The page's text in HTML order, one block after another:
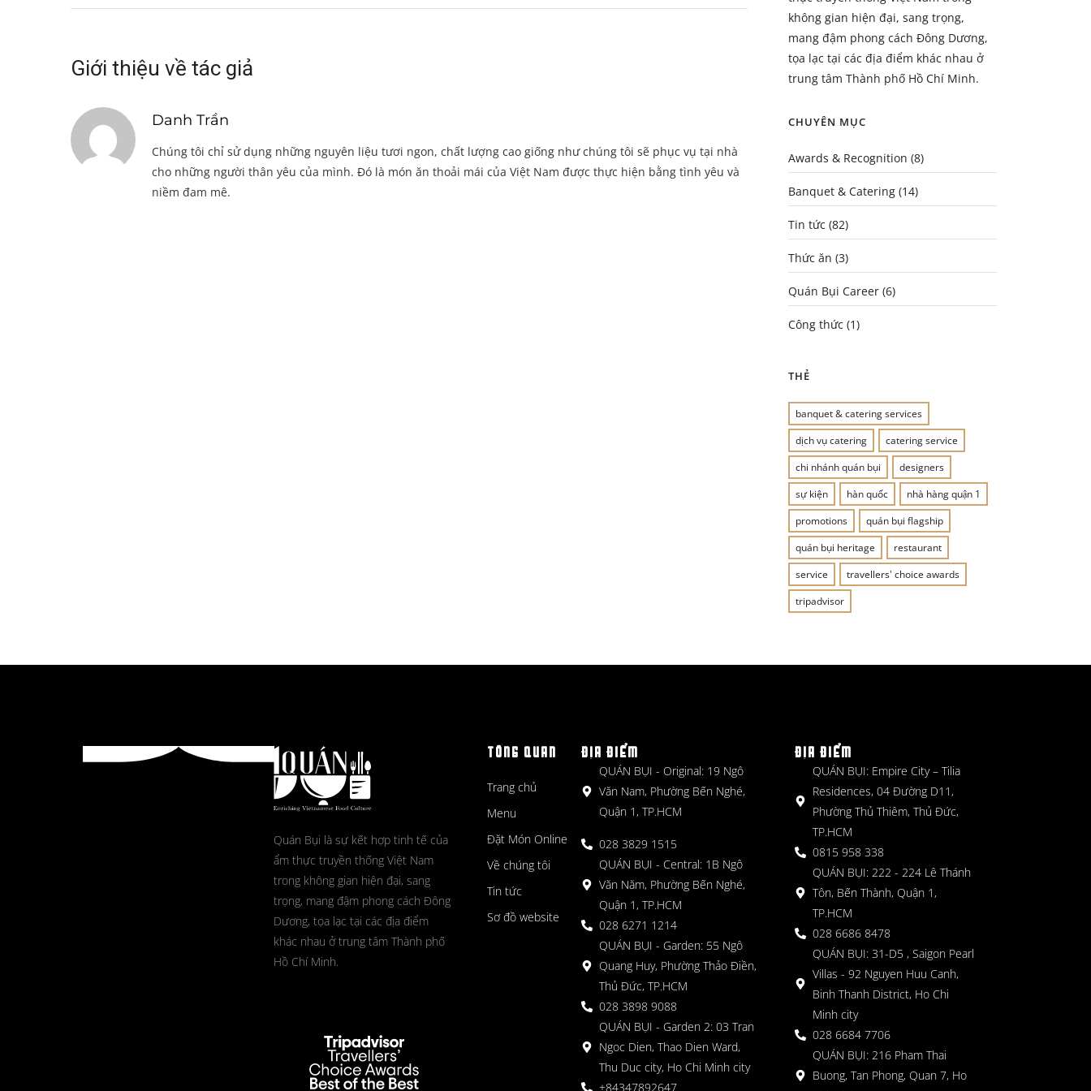
Giới thiệu về tác giả
Danh Trần
Chúng tôi chỉ sử dụng những nguyên liệu tươi ngon, chất lượng cao giống như chúng tôi sẽ phục vụ tại nhà
cho những người thân yêu của mình. Đó là món ăn thoải mái của Việt Nam được thực hiện bằng tình yêu và
niềm đam mê.
không gian hiện đại, sang trọng,
mang đậm phong cách Đông Dương,
tọa lạc tại các địa điểm khác nhau ở
trung tâm Thành phố Hồ Chí Minh.
CHUYÊN MỤC
Awards & Recognition (8)
Banquet & Catering (14)
Tin tức (82)
Thức ăn (3)
Quán Bụi Career (6)
Công thức (1)
THẺ
banquet & catering services
dịch vụ catering
catering service
chi nhánh quán bụi
designers
sự kiện
hàn quốc
nhà hàng quận 1
promotions
quán bụi flagship
quán bụi heritage
restaurant
service
travellers' choice awards
tripadvisor
Quán Bụi là sự kết hợp tinh tế của
ẩm thực truyền thống Việt Nam
trong không gian hiện đại, sang
trọng, mang đậm phong cách Đông
Dương, tọa lạc tại các địa điểm
khác nhau ở trung tâm Thành phố
Hồ Chí Minh.
TỔNG QUAN
Trang chủ
Menu
Đặt Món Online
Về chúng tôi
Tin tức
Sơ đồ website
ĐỊA ĐIỂM
QUÁN BỤI - Original: 19 Ngô
Văn Nam, Phường Bến Nghé,
Quận 1, TP.HCM
028 3829 1515
QUÁN BỤI - Central: 1B Ngô
Văn Năm, Phường Bến Nghé,
Quận 1, TP.HCM
028 6271 1214
QUÁN BỤI - Garden: 55 Ngô
Quang Huy, Phường Thảo Điền,
Thủ Đức, TP.HCM
028 3898 9088
QUÁN BỤI - Garden 2: 03 Tran
Ngoc Dien, Thao Dien Ward,
Thu Duc city, Ho Chi Minh city
+84347892647
ĐỊA ĐIỂM
QUÁN BỤI: Empire City – Tilia
Residences, 04 Đường D11,
Phường Thủ Thiêm, Thủ Đức,
TP.HCM
0815 958 338
QUÁN BỤI: 222 - 224 Lê Thánh
Tôn, Bến Thành, Quận 1,
TP.HCM
028 6686 8478
QUÁN BỤI: 31-D5 , Saigon Pearl
Villas - 92 Nguyen Huu Canh,
Binh Thanh District, Ho Chi
Minh city
028 6684 7706
QUÁN BỤI: 216 Pham Thai
Buong, Tan Phong, Quan 7, Ho